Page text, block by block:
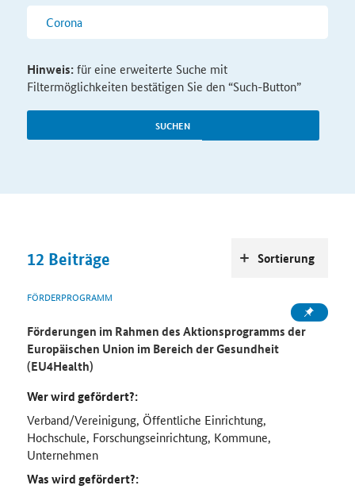
SUCHEN
Hinweis:für eine erweiterte Suche mit
Filtermöglichkeiten bestätigen Sie den “Such-Button”
12 Beiträge
FÖRDERPROGRAMM
Förderungen im Rahmen des Aktionsprogramms der
Europäischen Union im Bereich der Gesundheit
(EU4Health)
Wer wird gefördert?:
Verband/Vereinigung, Öffentliche Einrichtung,
Hochschule, Forschungseinrichtung, Kommune,
Unternehmen
Was wird gefördert?:
Sortierung